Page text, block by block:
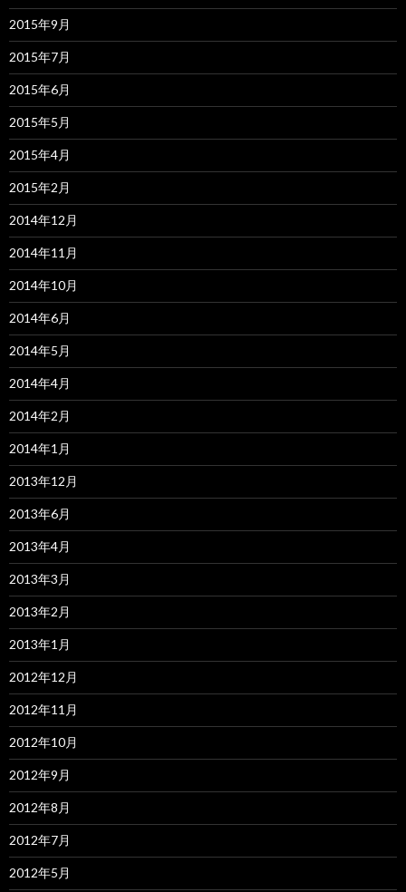
2015年9月
2015年7月
2015年6月
2015年5月
2015年4月
2015年2月
2014年12月
2014年11月
2014年10月
2014年6月
2014年5月
2014年4月
2014年2月
2014年1月
2013年12月
2013年6月
2013年4月
2013年3月
2013年2月
2013年1月
2012年12月
2012年11月
2012年10月
2012年9月
2012年8月
2012年7月
2012年5月